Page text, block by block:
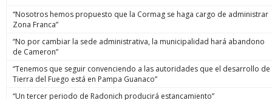
“Nosotros hemos propuesto que la Cormag se haga cargo de administrar
Zona Franca”
“No por cambiar la sede administrativa, la municipalidad hará abandono
de Cameron”
“Tenemos que seguir convenciendo a las autoridades que el desarrollo de
Tierra del Fuego está en Pampa Guanaco”
“Un tercer periodo de Radonich producirá estancamiento”